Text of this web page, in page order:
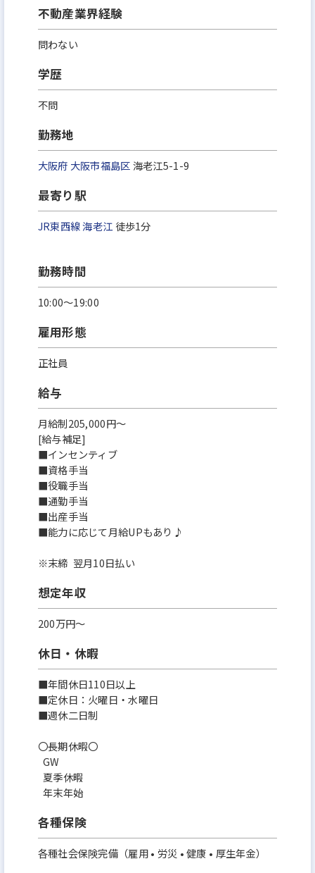
不動産業界経験
問わない
学歴
不問
勤務地
大阪府 大阪市福島区海老江5-1-9
最寄り駅
JR東西線海老江 徒歩1分
勤務時間
10:00～19:00
雇用形態
正社員
給与
月給制205,000円～
[給与補足]
■インセンティブ
■資格手当
■役職手当
■通勤手当
■出産手当
■能力に応じて月給UPもあり♪
※末締 翌月10日払い
想定年収
200万円〜
休日・休暇
■年間休日110日以上
■定休日：火曜日・水曜日
■週休二日制
〇長期休暇〇
GW
夏季休暇
年末年始
各種保険
各種社会保険完備（雇用 • 労災 • 健康 • 厚生年金）